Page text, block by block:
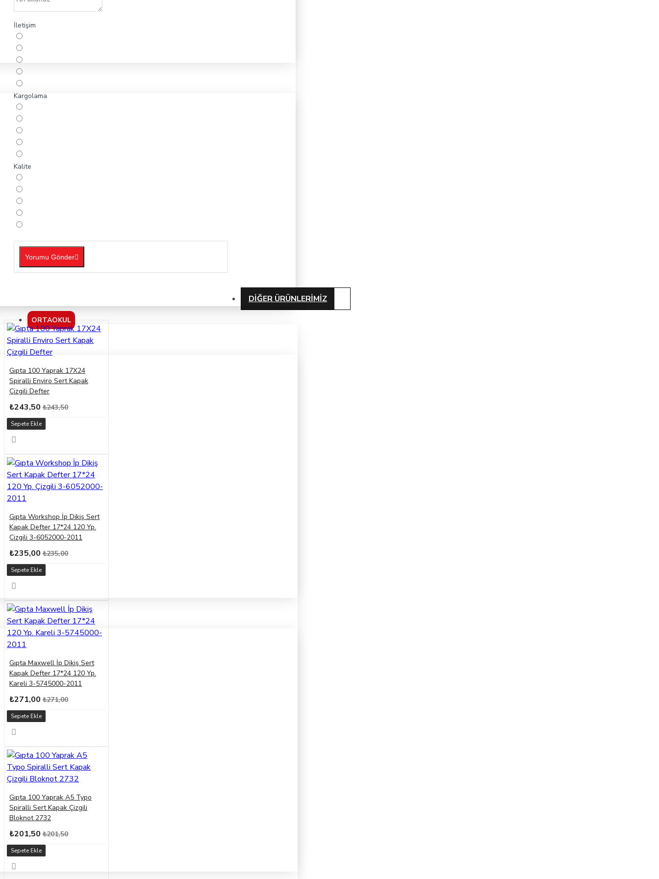
ORTAOKUL
İletişim
Kargolama
Kalite
Yorumu Gönder
DIĞER ÜRÜNLERIMIZ
Gıpta 100 Yaprak 17X24
Spiralli Enviro Sert Kapak
Çizgili Defter
₺243,50 ₺243,50
Sepete Ekle
Gıpta Workshop İp Dikiş Sert
Kapak Defter 17*24 120 Yp.
Çizgili 3-6052000-2011
₺235,00 ₺235,00
Sepete Ekle
Gıpta Maxwell İp Dikiş Sert
Kapak Defter 17*24 120 Yp.
Kareli 3-5745000-2011
₺271,00 ₺271,00
Sepete Ekle
Gıpta 100 Yaprak A5 Typo
Spiralli Sert Kapak Çizgili
Bloknot 2732
₺201,50 ₺201,50
Sepete Ekle